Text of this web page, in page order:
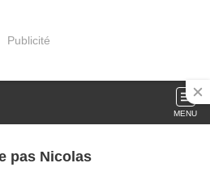
Publicité
MENU
pas Nicolas